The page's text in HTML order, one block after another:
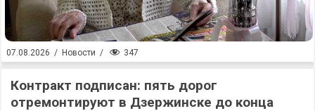
07.08.2026 / Новости / 347
Контракт подписан: пять дорог
отремонтируют в Дзержинске до конца